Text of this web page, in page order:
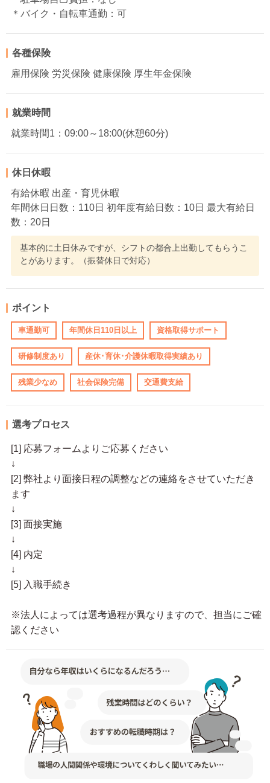
＊バイク・自転車通勤：可
各種保険
雇用保険 労災保険 健康保険 厚生年金保険
就業時間
就業時間1：09:00～18:00(休憩60分)
休日休暇
有給休暇 出産・育児休暇
年間休日日数：110日 初年度有給日数：10日 最大有給日
数：20日
基本的に土日休みですが、シフトの都合上出勤してもらうこ
とがあります。（振替休日で対応）
ポイント
車通勤可 年間休日110日以上 資格取得サポート
研修制度あり 産休･育休･介護休暇取得実績あり
残業少なめ 社会保険完備 交通費支給
選考プロセス
[1] 応募フォームよりご応募ください
↓
[2] 弊社より面接日程の調整などの連絡をさせていただき
ます
↓
[3] 面接実施
↓
[4] 内定
↓
[5] 入職手続き
※法人によっては選考過程が異なりますので、担当にご確
認ください